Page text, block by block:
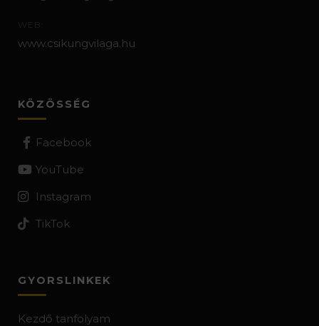
WEB:
www.csikungvilaga.hu
KÖZÖSSÉG
Facebook
YouTube
Instagram
TikTok
GYORSLINKEK
Kezdő tanfolyam